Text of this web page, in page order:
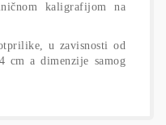
kaligrafijom na
u zavisnosti od
cm a dimenzije samog